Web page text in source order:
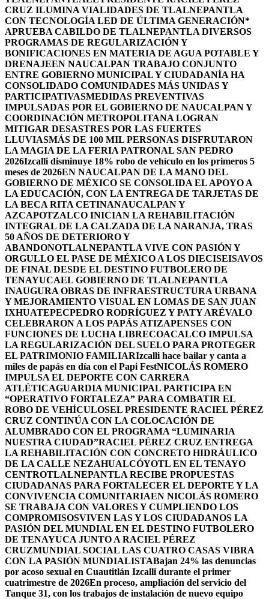
CRUZ ILUMINA VIALIDADES DE TLALNEPANTLA
CON TECNOLOGÍA LED DE ÚLTIMA GENERACIÓN*
APRUEBA CABILDO DE TLALNEPANTLA DIVERSOS
PROGRAMAS DE REGULARIZACIÓN Y
BONIFICACIONES EN MATERIA DE AGUA POTABLE Y
DRENAJEEN NAUCALPAN TRABAJO CONJUNTO
ENTRE GOBIERNO MUNICIPAL Y CIUDADANÍA HA
CONSOLIDADO COMUNIDADES MÁS UNIDAS Y
PARTICIPATIVASMEDIDAS PREVENTIVAS
IMPULSADAS POR EL GOBIERNO DE NAUCALPAN Y
COORDINACIÓN METROPOLITANA LOGRAN
MITIGAR DESASTRES POR LAS FUERTES
LLUVIASMÁS DE 100 MIL PERSONAS DISFRUTARON
LA MAGIA DE LA FERIA PATRONAL SAN PEDRO
2026Izcalli disminuye 18% robo de vehículo en los primeros 5
meses de 2026EN NAUCALPAN DE LA MANO DEL
GOBIERNO DE MÉXICO SE CONSOLIDA EL APOYO A
LA EDUCACIÓN, CON LA ENTREGA DE TARJETAS DE
LA BECA RITA CETINANAUCALPAN Y
AZCAPOTZALCO INICIAN LA REHABILITACIÓN
INTEGRAL DE LA CALZADA DE LA NARANJA, TRAS
50 AÑOS DE DETERIORO Y
ABANDONOTLALNEPANTLA VIVE CON PASIÓN Y
ORGULLO EL PASE DE MÉXICO A LOS DIECISEISAVOS
DE FINAL DESDE EL DESTINO FUTBOLERO DE
TENAYUCAEL GOBIERNO DE TLALNEPANTLA
INAUGURA OBRAS DE INFRAESTRUCTURA URBANA
Y MEJORAMIENTO VISUAL EN LOMAS DE SAN JUAN
IXHUATEPECPEDRO RODRÍGUEZ Y PATY ARÉVALO
CELEBRARON A LOS PAPÁS ATIZAPENSES CON
FUNCIONES DE LUCHA LIBRECOACALCO IMPULSA
LA REGULARIZACIÓN DEL SUELO PARA PROTEGER
EL PATRIMONIO FAMILIARIzcalli hace bailar y canta a
miles de papás en día con el Papi FestNICOLÁS ROMERO
IMPULSA EL DEPORTE CON CARRERA
ATLÉTICAGUARDIA MUNICIPAL PARTICIPA EN
“OPERATIVO FORTALEZA” PARA COMBATIR EL
ROBO DE VEHÍCULOSEL PRESIDENTE RACIEL PÉREZ
CRUZ CONTINÚA CON LA COLOCACIÓN DE
ALUMBRADO CON EL PROGRAMA “LUMINARIA
NUESTRA CIUDAD”RACIEL PÉREZ CRUZ ENTREGA
LA REHABILITACIÓN CON CONCRETO HIDRÁULICO
DE LA CALLE NEZAHUALCÓYOTL EN EL TENAYO
CENTROTLALNEPANTLA RECIBE PROPUESTAS
CIUDADANAS PARA FORTALECER EL DEPORTE Y LA
CONVIVENCIA COMUNITARIAEN NICOLÁS ROMERO
SE TRABAJA CON VALORES Y CUMPLIENDO LOS
COMPROMISOSVIVEN LAS Y LOS CIUDADANOS LA
PASIÓN DEL MUNDIAL EN EL DESTINO FUTBOLERO
DE TENAYUCA JUNTO A RACIEL PÉREZ
CRUZMUNDIAL SOCIAL LAS CUATRO CASAS VIBRA
CON LA PASIÓN MUNDIALISTABajan 24% las denuncias
por acoso sexual en Cuautitlán Izcalli durante el primer
cuatrimestre de 2026En proceso, ampliación del servicio del
Tanque 31, con los trabajos de instalación de nuevo equipo